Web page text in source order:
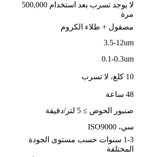
لا يوجد تسرب بعد استخدام 500,000
مرة
مصقول + طلاء الكروم
3.5-12um
0.1-0.3um
10 كلغ، لا تسرب
48 ساعة
صنبور الحوض ≥ 5 لتر/دقيقة
سي، ISO9000
1-3 سنوات حسب مستوى الجودة
المختلفة